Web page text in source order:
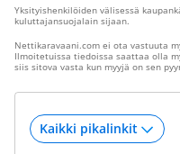
Yksityishenkilöiden välisessä
kuluttajansuojalain sijaan.
Nettikaravaani.com ei ota vastuuta
Ilmoitetuissa tiedoissa saattaa olla
siis sitova vasta kun myyjä on sen